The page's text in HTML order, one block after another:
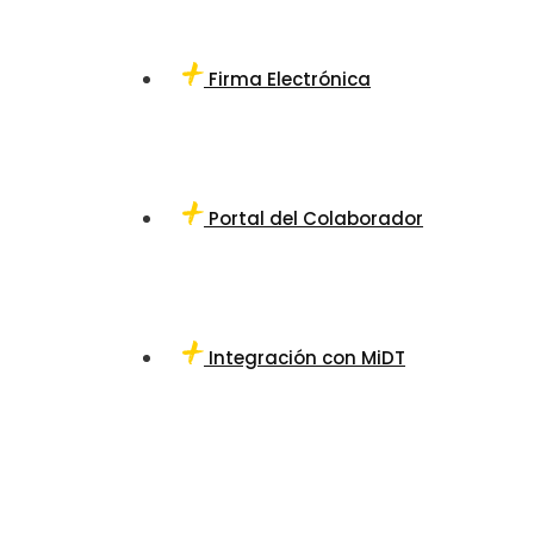
Firma Electrónica
Portal del Colaborador
Integración con MiDT